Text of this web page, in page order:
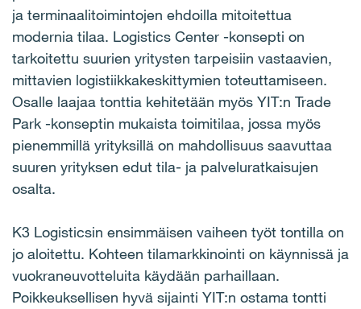
ja terminaalitoimintojen ehdoilla mitoitettua
modernia tilaa. Logistics Center -konsepti on
tarkoitettu suurien yritysten tarpeisiin vastaavien,
mittavien logistiikkakeskittymien toteuttamiseen.
Osalle laajaa tonttia kehitetään myös YIT:n Trade
Park -konseptin mukaista toimitilaa, jossa myös
pienemmillä yrityksillä on mahdollisuus saavuttaa
suuren yrityksen edut tila- ja palveluratkaisujen
osalta.
K3 Logisticsin ensimmäisen vaiheen työt tontilla on
jo aloitettu. Kohteen tilamarkkinointi on käynnissä ja
vuokraneuvotteluita käydään parhaillaan.
Poikkeuksellisen hyvä sijainti YIT:n ostama tontti